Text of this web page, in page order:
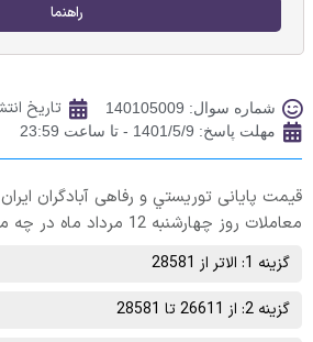
راهنما
شماره سوال: 140105009 تاریخ
مهلت پاسخ: 1401/5/9 - تا ساعت 23:59
قیمت پایانی توريستي و رفاهی آبادگران ايران
معاملات روز چهارشنبه 12 مرداد ماه در چه محدوده‌ای خواهد بود؟
گزینه 1: الاتر از 28581
گزینه 2: از 26611 تا 28581